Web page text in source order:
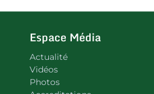
Espace Média
Actualité
Vidéos
Photos